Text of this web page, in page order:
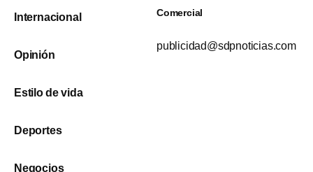
Internacional
Opinión
Estilo de vida
Deportes
Negocios
Comercial
publicidad@sdpnoticias.com